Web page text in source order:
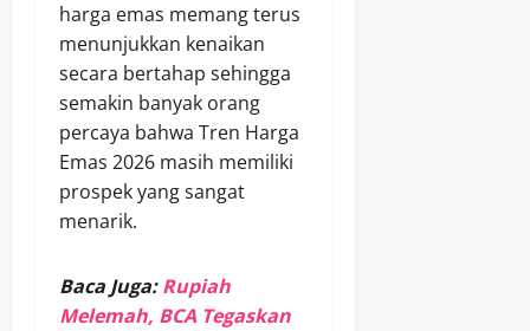
harga emas memang terus
menunjukkan kenaikan
secara bertahap sehingga
semakin banyak orang
percaya bahwa Tren Harga
Emas 2026 masih memiliki
prospek yang sangat
menarik.
Baca Juga:Rupiah
Melemah, BCA Tegaskan